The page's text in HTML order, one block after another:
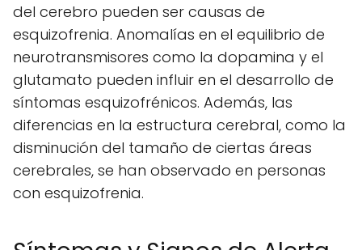
del cerebro pueden ser causas de
esquizofrenia. Anomalías en el equilibrio de
neurotransmisores como la dopamina y el
glutamato pueden influir en el desarrollo de
síntomas esquizofrénicos. Además, las
diferencias en la estructura cerebral, como la
disminución del tamaño de ciertas áreas
cerebrales, se han observado en personas
con esquizofrenia.